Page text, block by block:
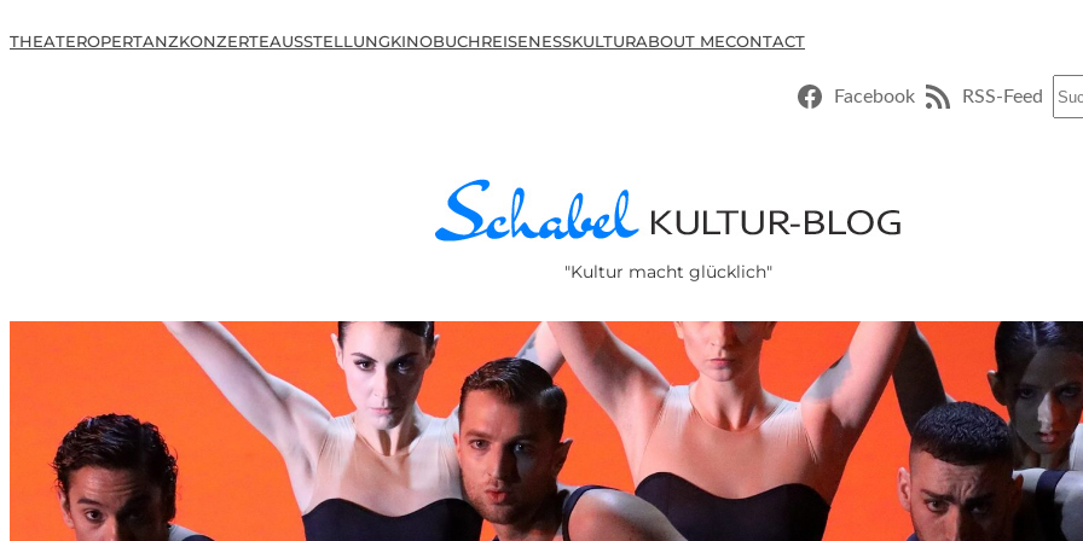
THEATEROPERTANZKONZERTEAUSSTELLUNGKINOBUCHREISENESSKULTURABOUT MECONTACT
Facebook RSS-Feed
"Kultur macht glücklich"